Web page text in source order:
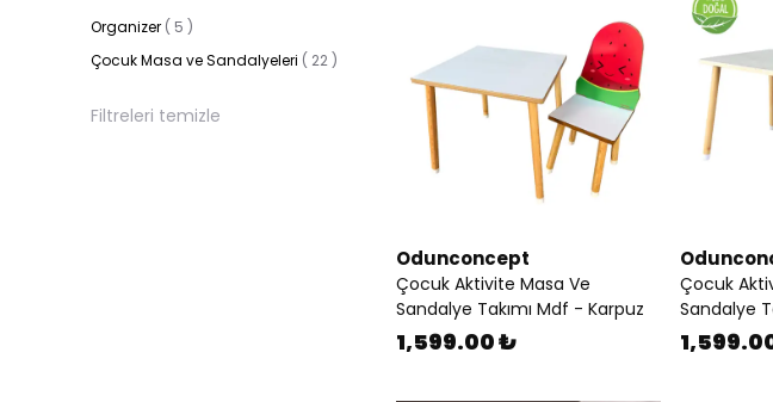
Organizer ( 5 )
Çocuk Masa ve Sandalyeleri ( 22 )
Filtreleri temizle
Odunconcept
Çocuk Aktivite Masa Ve
Sandalye Takımı Mdf - Karpuz
1,599.00 ₺
Çocuk
Sandalye